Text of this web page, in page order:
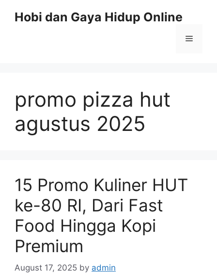
Hobi dan Gaya Hidup Online
Menu
promo pizza hut
agustus 2025
15 Promo Kuliner HUT
ke-80 RI, Dari Fast
Food Hingga Kopi
Premium
August 17, 2025 by admin